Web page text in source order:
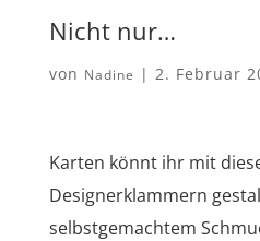
Nicht nur…
von Nadine | 2. Februar
Karten könnt ihr mit
Designerklammern
selbstgemachtem